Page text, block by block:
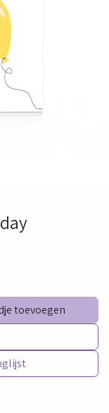
toevoegen